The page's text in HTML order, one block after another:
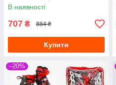
В наявності
707 ₴ 884 ₴
Купити
–20%